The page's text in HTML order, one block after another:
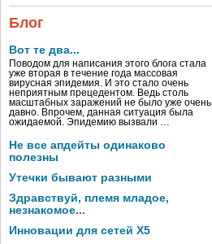
Блог
Вот те два...
Поводом для написания этого блога стала
уже вторая в течение года массовая
вирусная эпидемия. И это стало очень
неприятным прецедентом. Ведь столь
масштабных заражений не было уже очень
давно. Впрочем, данная ситуация была
ожидаемой. Эпидемию вызвали …
Не все апдейты одинаково
полезны
Утечки бывают разными
Здравствуй, племя младое,
незнакомое...
Инновации для сетей X5